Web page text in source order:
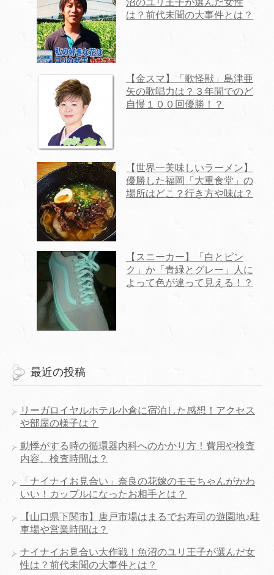
沼のユリ王子が選んだ女性
は？前代未聞の大事件とは？
【金スマ】「歌怪獣」島津亜
矢の歌唱力は？３年間でのど
自慢１００回優勝！？
【世界一美味しいラーメン】
優勝した福岡「大重食堂」の
場所はどこ？行き方や味は？
【スニーカー】「白とピン
ク」か「青緑とグレー」人に
よって色が違って見える！？
最近の投稿
リーガロイヤルホテル小倉に宿泊した感想！アクセス
や部屋の様子は？
動悸がする時の循環器内科へのかかり方！費用や検査
内容、検査時間は？
「ナイナイお見合い」奈良の花嫁のモモちゃんがかわ
いい！カップルになったお相手とは？
【山口県下関市】唐戸市場はまるでお寿司の遊園地♪駐
車場や営業時間は？
ナイナイお見合い大作戦！魚沼のユリ王子が選んだ女
性は？前代未聞の大事件とは？